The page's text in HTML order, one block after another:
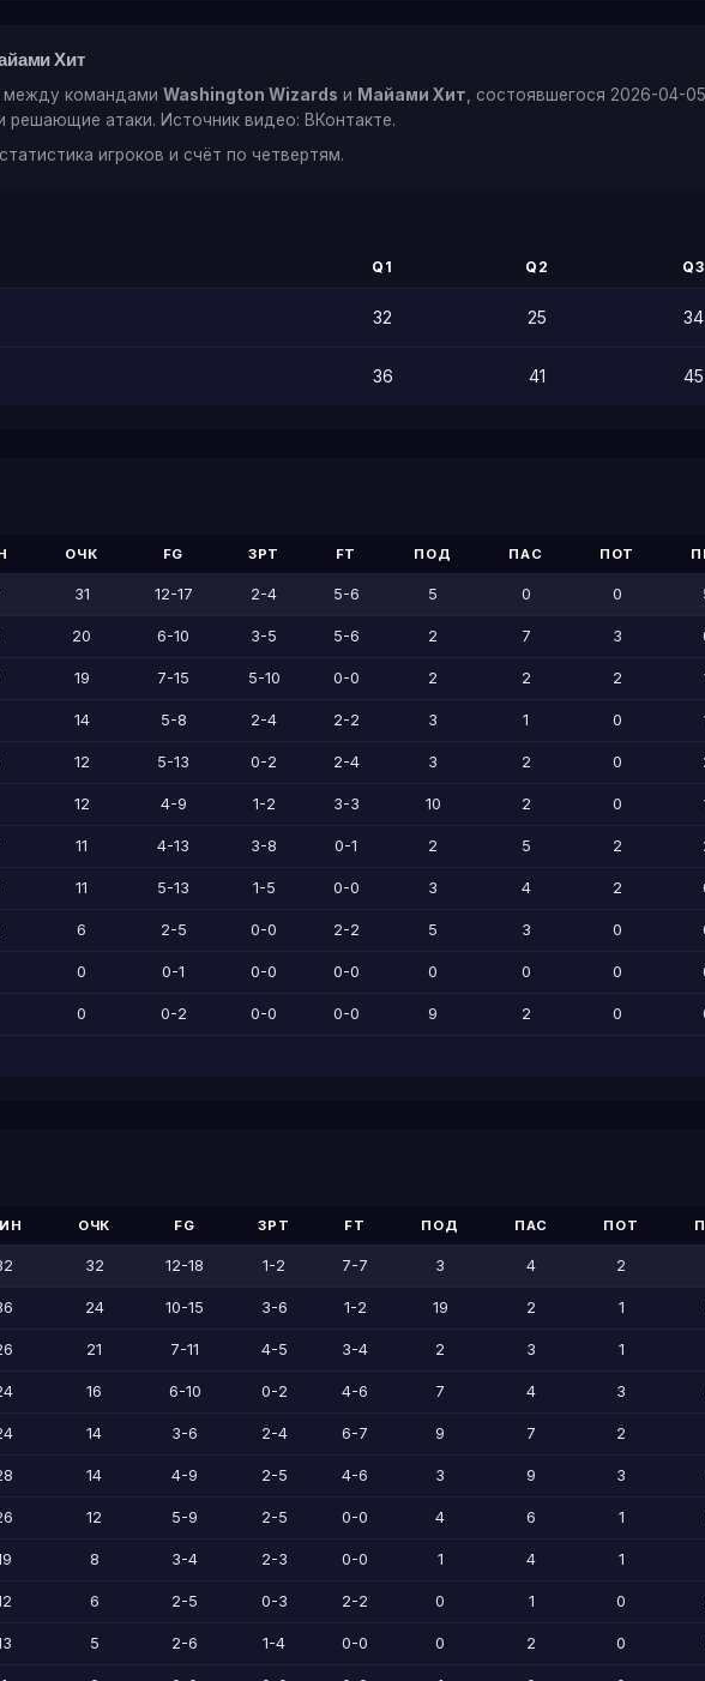
Хит
между командами Washington Wizards и Майами Хит , состоявшегося 2026-04-
атаки. Источник видео: ВКонтакте.
игроков и счёт по четвертям.
Q1 Q2 Q3
32 25 34
36 41 45
ОЧК FG 3PT FT ПОД ПАС ПОТ
31 12-17 2-4 5-6 5 0 0
20 6-10 3-5 5-6 2 7 3
19 7-15 5-10 0-0 2 2 2
14 5-8 2-4 2-2 3 1 0
12 5-13 0-2 2-4 3 2 0
12 4-9 1-2 3-3 10 2 0
11 4-13 3-8 0-1 2 5 2
11 5-13 1-5 0-0 3 4 2
6 2-5 0-0 2-2 5 3 0
0 0-1 0-0 0-0 0 0 0
0 0-2 0-0 0-0 9 2 0
ОЧК FG 3PT FT ПОД ПАС ПОТ
32 12-18 1-2 7-7 3 4 2
24 10-15 3-6 1-2 19 2 1
21 7-11 4-5 3-4 2 3 1
16 6-10 0-2 4-6 7 4 3
14 3-6 2-4 6-7 9 7 2
14 4-9 2-5 4-6 3 9 3
12 5-9 2-5 0-0 4 6 1
8 3-4 2-3 0-0 1 4 1
6 2-5 0-3 2-2 0 1 0
5 2-6 1-4 0-0 0 2 0